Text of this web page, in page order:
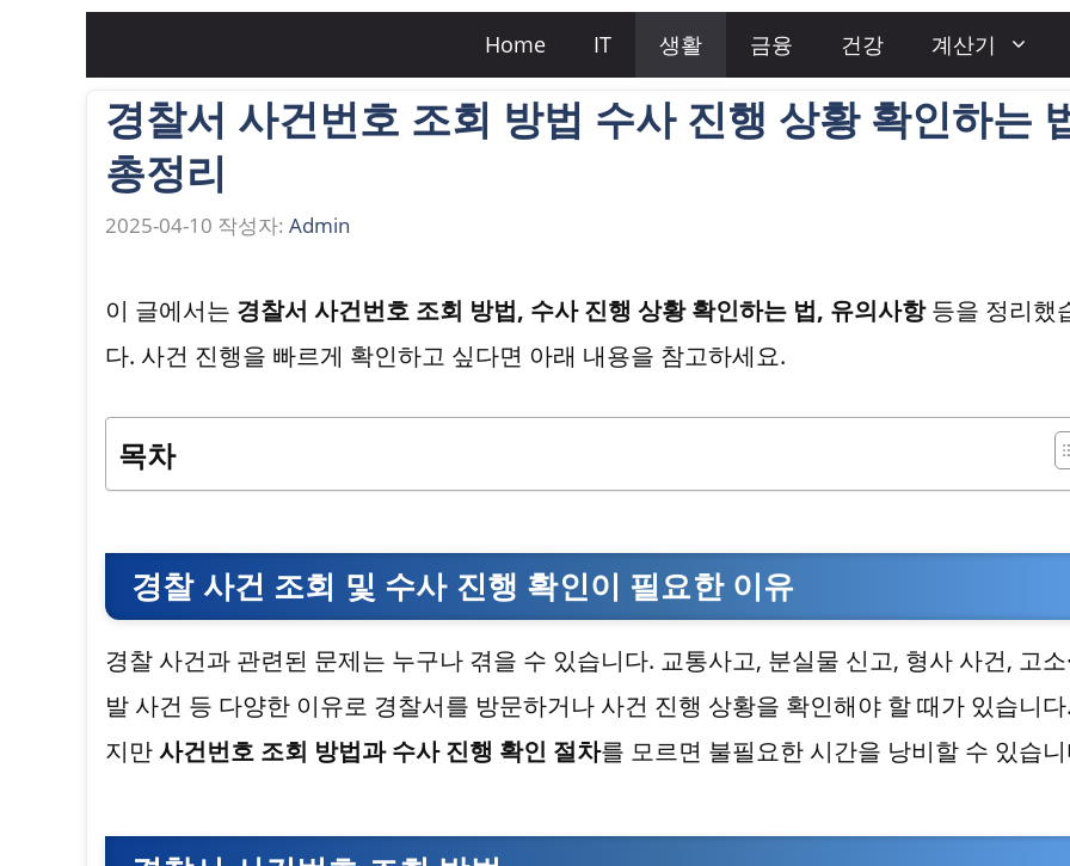
Home IT 생활 금융 건강 계산기
경찰서 사건번호 조회 방법 수사 진행 상황 확인하는
총정리
2025-04-10 작성자: Admin
이 글에서는 경찰서 사건번호 조회 방법, 수사 진행 상황 확인하는 법, 유의사항등을 정리했
다. 사건 진행을 빠르게 확인하고 싶다면 아래 내용을 참고하세요.
목차
경찰 사건 조회 및 수사 진행 확인이 필요한 이유
경찰 사건과 관련된 문제는 누구나 겪을 수 있습니다. 교통사고, 분실물 신고, 형사 사건, 고소
발 사건 등 다양한 이유로 경찰서를 방문하거나 사건 진행 상황을 확인해야 할 때가 있습니
지만사건번호 조회 방법과 수사 진행 확인 절차를 모르면 불필요한 시간을 낭비할 수 있습